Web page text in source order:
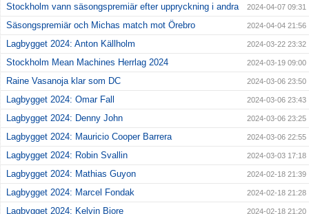
Stockholm vann säsongspremiär efter uppryckning i andra 2024-04-07 09:31
Säsongspremiär och Michas match mot Örebro 2024-04-04 21:56
Lagbygget 2024: Anton Källholm 2024-03-22 23:32
Stockholm Mean Machines Herrlag 2024 2024-03-19 09:00
Raine Vasanoja klar som DC 2024-03-06 23:50
Lagbygget 2024: Omar Fall 2024-03-06 23:43
Lagbygget 2024: Denny John 2024-03-06 23:25
Lagbygget 2024: Mauricio Cooper Barrera 2024-03-06 22:55
Lagbygget 2024: Robin Svallin 2024-03-03 17:18
Lagbygget 2024: Mathias Guyon 2024-02-18 21:39
Lagbygget 2024: Marcel Fondak 2024-02-18 21:28
Lagbygget 2024: Kelvin Bjore 2024-02-18 21:20